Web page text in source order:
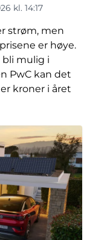
kl. 14:17
strøm, men
er høye.
bli mulig i
PwC kan det
kroner i året